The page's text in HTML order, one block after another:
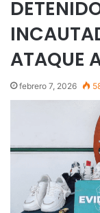
ATAQUE
febrero 7, 2026